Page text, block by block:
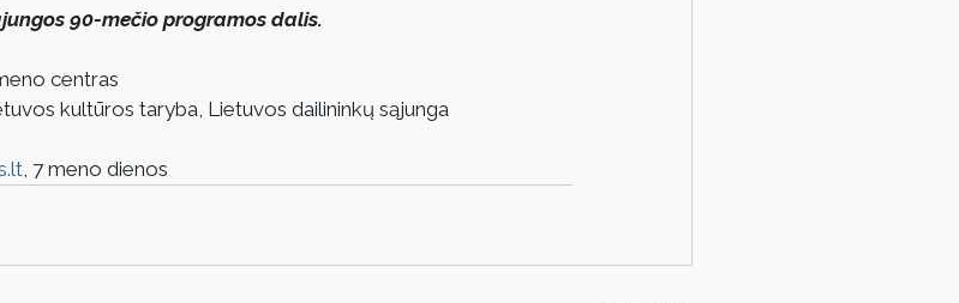
90-mečio programos dalis.
centras
kultūros taryba, Lietuvos dailininkų sąjunga
, 7 meno dienos